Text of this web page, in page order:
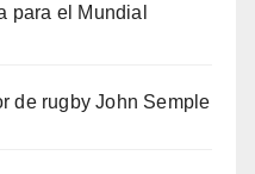
para el Mundial
de rugby John Semple